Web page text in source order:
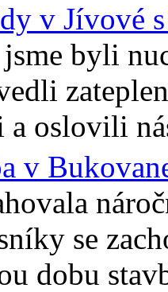
v Jívové
byli
oslovili
v
se
dobu